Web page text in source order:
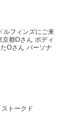
ルフィンズにご来
都Oさん ボディ
Oさん パーソナ
トークド